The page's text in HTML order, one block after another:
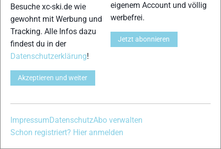
9 10
© Bilder 1 - 10: NordicFocus;
VERWANDTE ARTIKEL
Besuche xc-ski.de wie
gewohnt mit Werbung und
Tracking. Alle Infos dazu
findest du in der
Datenschutzerklärung!
Akzeptieren und weiter
eigenem Account und völlig
werbefrei.
Jetzt abonnieren
ImpressumDatenschutzAbo verwalten
Schon registriert? Hier anmelden